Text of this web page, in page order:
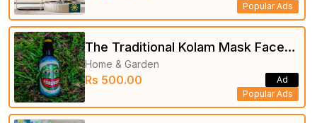
Popular Ads
The Traditional Kolam Mask Faces
on Bottle
Home & Garden
Rs 500.00
Popular Ads
Ad